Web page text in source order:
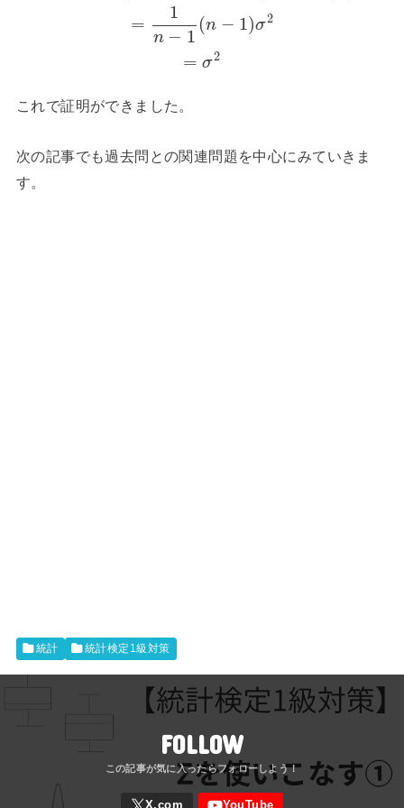
=
1
n − 1
(n − 1)σ2
= σ2
これで証明ができました。
次の記事でも過去問との関連問題を中心にみていきま
す。
統計 統計検定1級対策
FOLLOW